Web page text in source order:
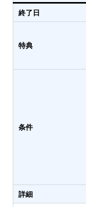
終了日
特典
条件
詳細